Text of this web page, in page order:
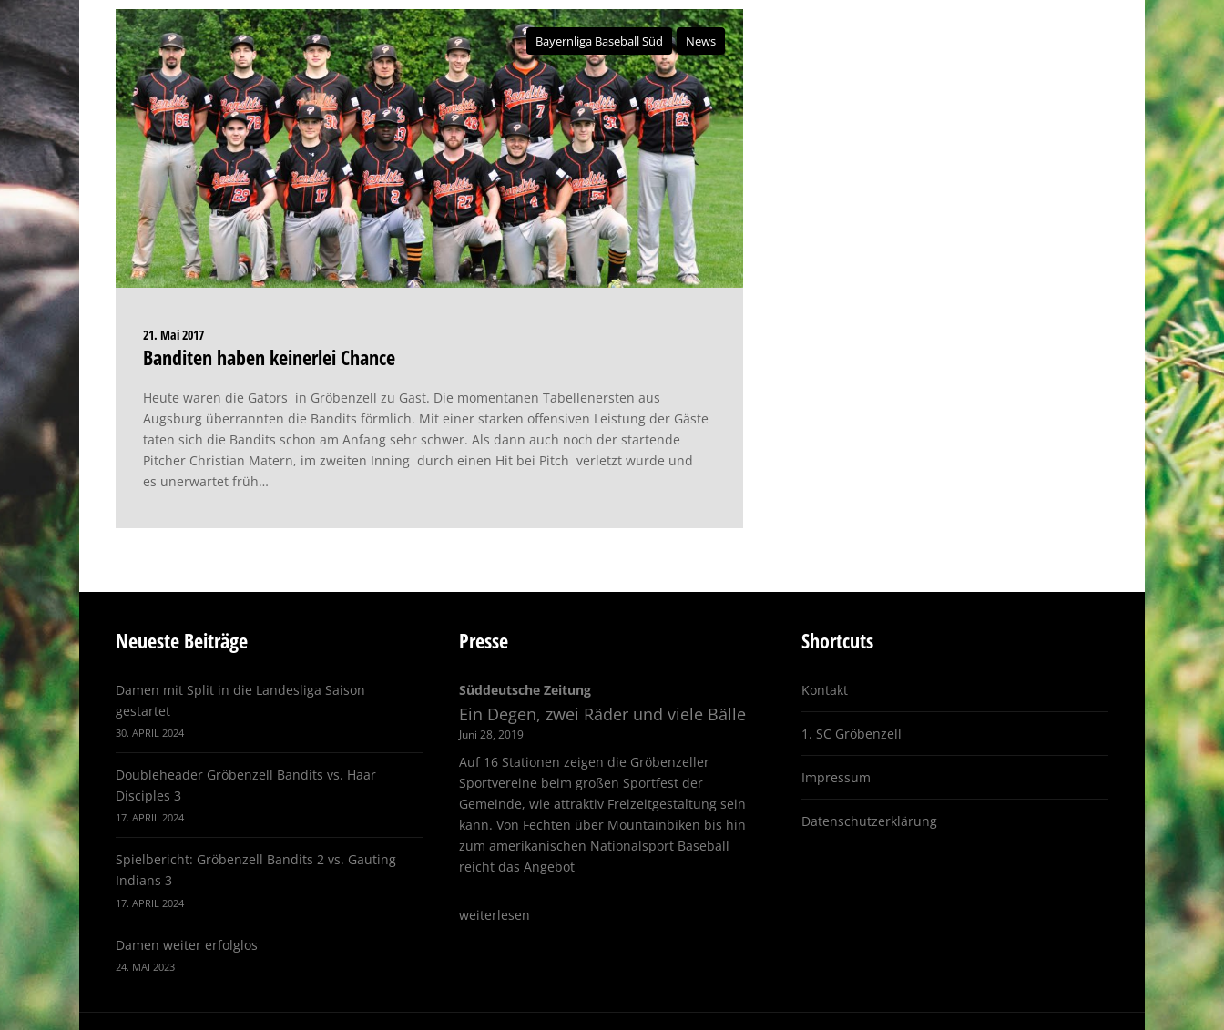
Bayernliga Baseball Süd News
21. Mai 2017
Banditen haben keinerlei Chance
Heute waren die Gators in Gröbenzell zu Gast. Die momentanen Tabellenersten aus
Augsburg überrannten die Bandits förmlich. Mit einer starken offensiven Leistung der Gäste
taten sich die Bandits schon am Anfang sehr schwer. Als dann auch noch der startende
Pitcher Christian Matern, im zweiten Inning durch einen Hit bei Pitch verletzt wurde und
es unerwartet früh…
Neueste Beiträge
Damen mit Split in die Landesliga Saison
gestartet
30. APRIL 2024
Doubleheader Gröbenzell Bandits vs. Haar
Disciples 3
17. APRIL 2024
Spielbericht: Gröbenzell Bandits 2 vs. Gauting
Indians 3
17. APRIL 2024
Damen weiter erfolglos
24. MAI 2023
Presse
Juni 28, 2019
Süddeutsche Zeitung
Ein Degen, zwei Räder und viele Bälle
Auf 16 Stationen zeigen die Gröbenzeller
Sportvereine beim großen Sportfest der
Gemeinde, wie attraktiv Freizeitgestaltung sein
kann. Von Fechten über Mountainbiken bis hin
zum amerikanischen Nationalsport Baseball
reicht das Angebot
weiterlesen
Shortcuts
Kontakt
1. SC Gröbenzell
Impressum
Datenschutzerklärung